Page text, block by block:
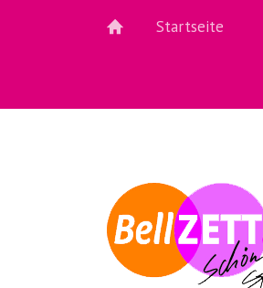
Startseite